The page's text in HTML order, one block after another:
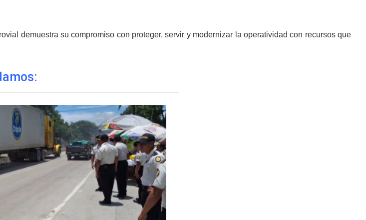
demuestra su compromiso con proteger, servir y modernizar la operatividad con recursos que